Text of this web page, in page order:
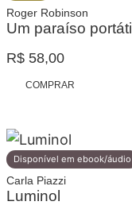
Roger Robinson
Um paraíso portátil
R$ 58,00
COMPRAR
Disponível em ebook/áudio
Carla Piazzi
Luminol